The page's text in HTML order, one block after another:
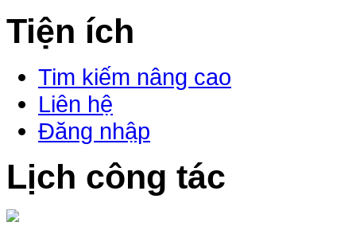
Tiện ích
Tim kiếm nâng cao
Liên hệ
Đăng nhập
Lịch công tác